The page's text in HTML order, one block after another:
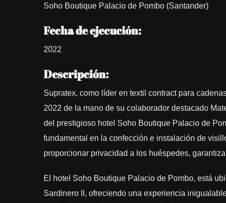
Soho Boutique Palacio de Pombo (Santander)
Fecha de ejecución:
2022
Descripción:
Supratex, como líder en textil contract para
2022 de la mano de su colaborador destacado
del prestigioso hotel Soho Boutique Palacio de
fundamental en la confección e instalación de
proporcionar privacidad a los huéspedes,
El hotel Soho Boutique Palacio de Pombo, está
Sardinero II, ofreciendo una experiencia